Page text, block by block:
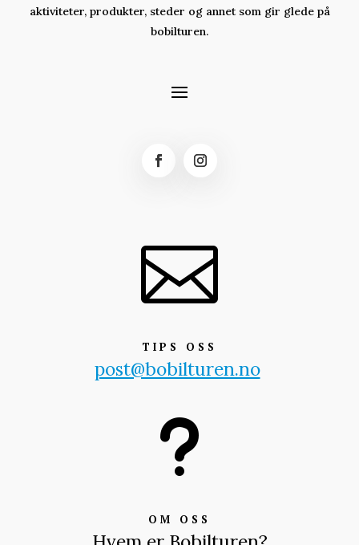
aktiviteter, produkter, steder og annet som gir glede på
bobilturen.

TIPS OSS
post@bobilturen.no
u
OM OSS